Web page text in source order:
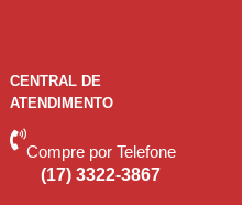
CENTRAL DE
ATENDIMENTO
Compre por Telefone
(17) 3322-3867